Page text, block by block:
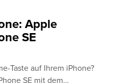
Apple
SE
Taste auf Ihrem iPhone?
SE mit dem…